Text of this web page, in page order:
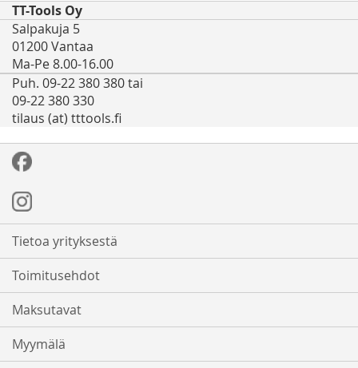
TT-Tools Oy
Salpakuja 5
01200 Vantaa
Ma-Pe 8.00-16.00
Puh. 09-22 380 380 tai
09-22 380 330
tilaus (at) tttools.fi
Tietoa yrityksestä
Toimitusehdot
Maksutavat
Myymälä